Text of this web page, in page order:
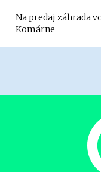
Na predaj záhrada
Komárne